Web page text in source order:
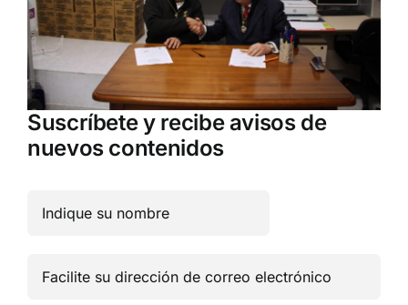
Suscríbete y recibe avisos de
nuevos contenidos